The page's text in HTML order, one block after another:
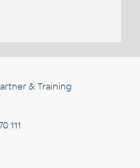
& Training
111